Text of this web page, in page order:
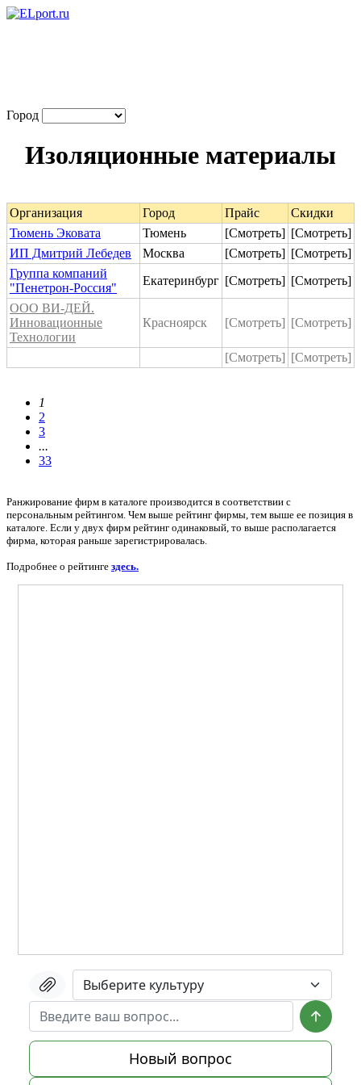
Город
Изоляционные материалы
Организация Город Прайс
Скидки
Тюмень Эковата
Тюмень [Смотреть] [Смотреть]
ИП Дмитрий Лебедев
Москва [Смотреть] [Смотреть]
Группа компаний
"Пенетрон-Россия"
Екатеринбург [Смотреть] [Смотреть]
ООО ВИ-ДЕЙ.
Инновационные
Технологии
Красноярск [Смотреть] [Смотреть]
[Смотреть] [Смотреть]
1
2
3
...
33
Ранжирование фирм в каталоге производится в соответствии с
персональным рейтингом. Чем выше рейтинг фирмы, тем выше ее позиция в
каталоге. Если у двух фирм рейтинг одинаковый, то выше располагается
фирма, которая раньше зарегистрировалась.
Подробнее о рейтинге здесь.